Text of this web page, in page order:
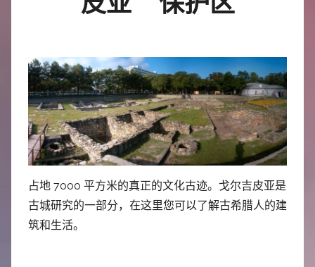
占地 7000 平方米的真正的文化古迹。戈尔吉皮亚是
古城研究的一部分，在这里您可以了解古希腊人的建
筑和生活。